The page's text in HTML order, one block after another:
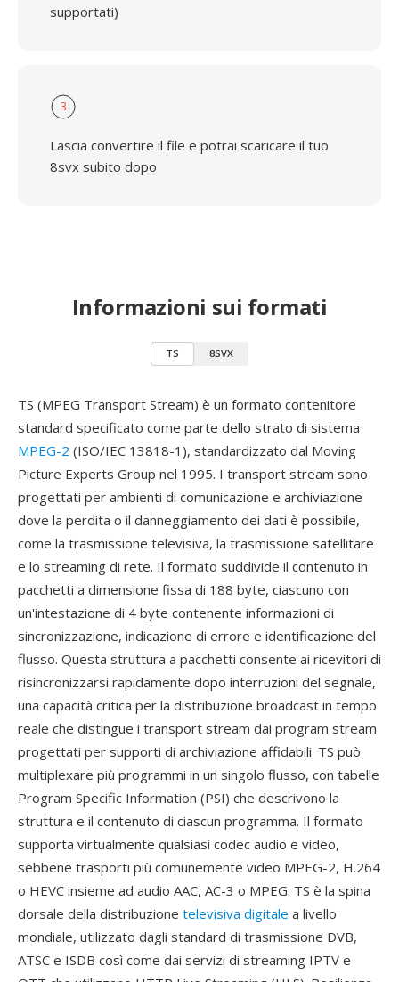
supportati)
3
Lascia convertire il file e potrai scaricare il tuo
8svx subito dopo
Informazioni sui formati
TS 8SVX
TS (MPEG Transport Stream) è un formato contenitore
standard specificato come parte dello strato di sistema
MPEG-2 (ISO/IEC 13818-1), standardizzato dal Moving
Picture Experts Group nel 1995. I transport stream sono
progettati per ambienti di comunicazione e archiviazione
dove la perdita o il danneggiamento dei dati è possibile,
come la trasmissione televisiva, la trasmissione satellitare
e lo streaming di rete. Il formato suddivide il contenuto in
pacchetti a dimensione fissa di 188 byte, ciascuno con
un'intestazione di 4 byte contenente informazioni di
sincronizzazione, indicazione di errore e identificazione del
flusso. Questa struttura a pacchetti consente ai ricevitori di
risincronizzarsi rapidamente dopo interruzioni del segnale,
una capacità critica per la distribuzione broadcast in tempo
reale che distingue i transport stream dai program stream
progettati per supporti di archiviazione affidabili. TS può
multiplexare più programmi in un singolo flusso, con tabelle
Program Specific Information (PSI) che descrivono la
struttura e il contenuto di ciascun programma. Il formato
supporta virtualmente qualsiasi codec audio e video,
sebbene trasporti più comunemente video MPEG-2, H.264
o HEVC insieme ad audio AAC, AC-3 o MPEG. TS è la spina
dorsale della distribuzione televisiva digitale a livello
mondiale, utilizzato dagli standard di trasmissione DVB,
ATSC e ISDB così come dai servizi di streaming IPTV e